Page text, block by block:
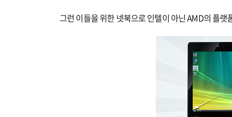
그런 이들을 위한 넷북으로 인텔이 아닌 AMD의 플